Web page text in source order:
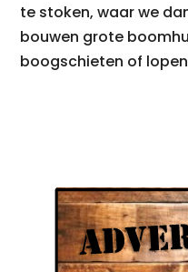
te stoken, waar we
bouwen grote
boogschieten of